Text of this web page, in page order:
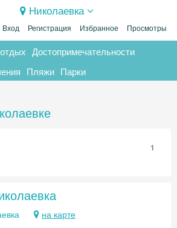
Николаевка
Вход Регистрация Избранное Просмотры
Достопримечательности
Пляжи Парки
1
на карте